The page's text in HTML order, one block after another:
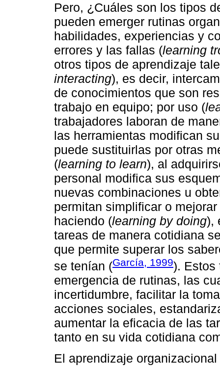
Pero, ¿Cuáles son los tipos
pueden emerger rutinas
habilidades, experiencias y
errores y las fallas (learning
otros tipos de aprendizaje
interacting), es decir,
de conocimientos que son
trabajo en equipo; por uso (
trabajadores laboran de
las herramientas modifican
puede sustituirlas por otras
(learning to learn), al
personal modifica sus
nuevas combinaciones u
permitan simplificar o
haciendo (learning by doing),
tareas de manera cotidiana
que permite superar los
se tenían (García, 1999). Estos
emergencia de rutinas, las
incertidumbre, facilitar la
acciones sociales,
aumentar la eficacia de las
tanto en su vida cotidiana
El aprendizaje